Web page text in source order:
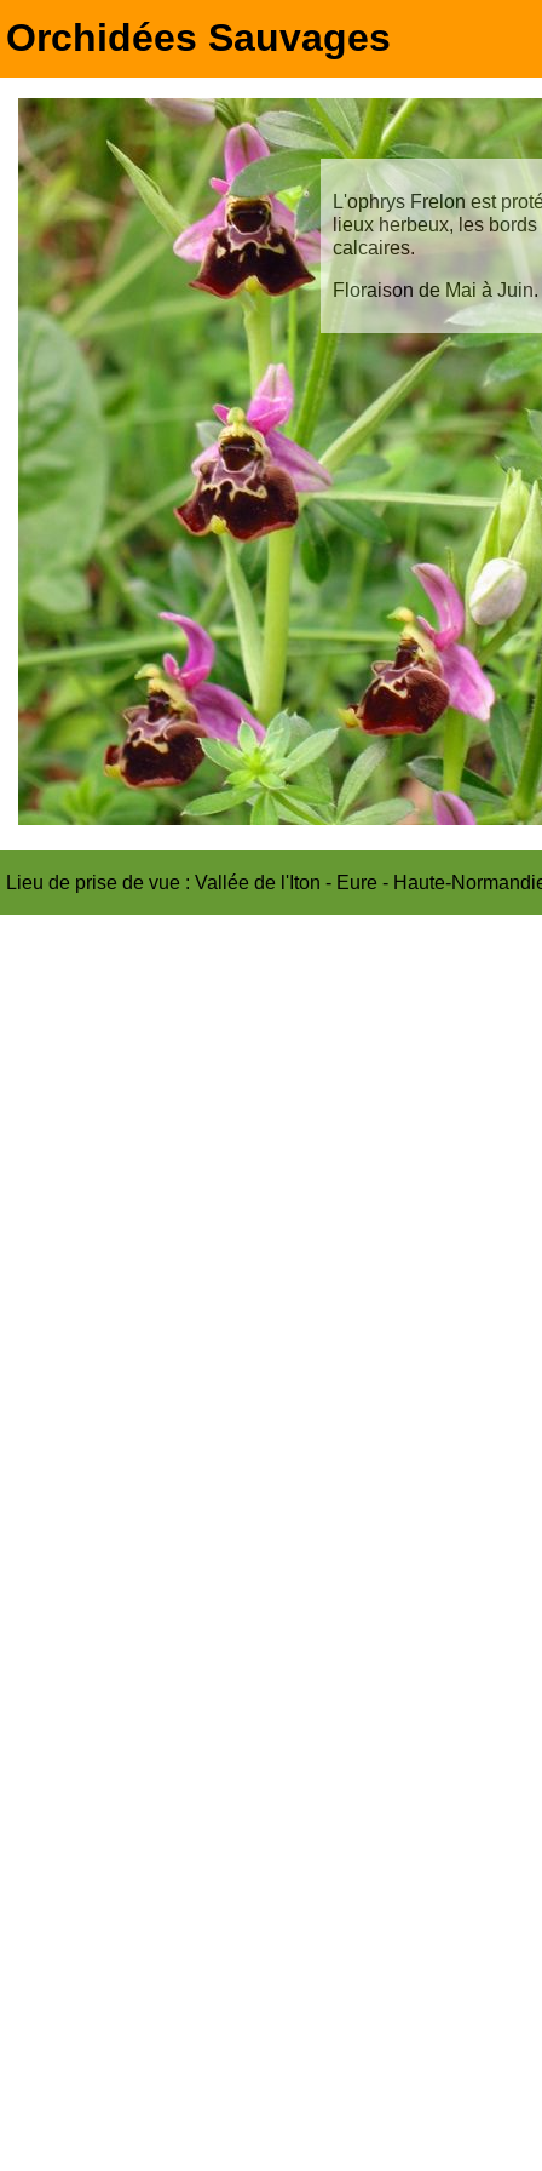
Orchidées Sauvages
L'ophrys Frelon est
lieux herbeux, les
calcaires.
Floraison de Mai à Juin.
Lieu de prise de vue : Vallée de l'Iton - Eure - Haute-